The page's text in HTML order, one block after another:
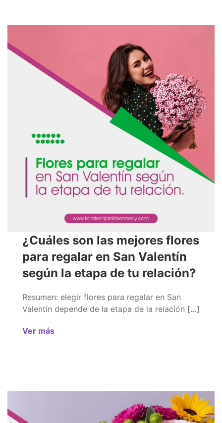
¿Cuáles son las mejores flores
para regalar en San Valentín
según la etapa de tu relación?
Resumen: elegir flores para regalar en San
Valentín depende de la etapa de la relación […]
Ver más